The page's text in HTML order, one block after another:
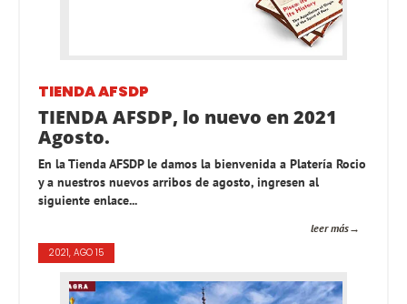
TIENDA AFSDP
TIENDA AFSDP, lo nuevo en 2021
Agosto.
En la Tienda AFSDP le damos la bienvenida a Platería Rocio
y a nuestros nuevos arribos de agosto, ingresen al
siguiente enlace...
leer más
2021, AGO 15